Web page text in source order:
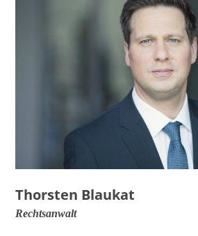
Thorsten Blaukat
Rechtsanwalt